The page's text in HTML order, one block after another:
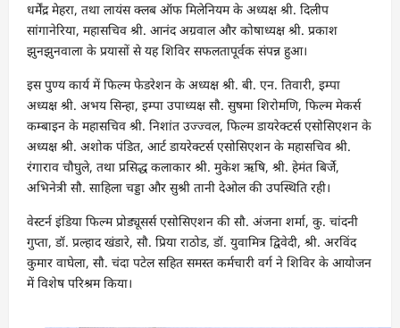
धर्मेंद्र मेहरा, तथा लायंस क्लब ऑफ मिलेनियम के अध्यक्ष श्री. दिलीप
सांगानेरिया, महासचिव श्री. आनंद अग्रवाल और कोषाध्यक्ष श्री. प्रकाश
झुनझुनवाला के प्रयासों से यह शिविर सफलतापूर्वक संपन्न हुआ।
इस पुण्य कार्य में फिल्म फेडरेशन के अध्यक्ष श्री. बी. एन. तिवारी, इम्पा
अध्यक्ष श्री. अभय सिन्हा, इम्पा उपाध्यक्ष सौ. सुषमा शिरोमणि, फिल्म मेकर्स
कम्बाइन के महासचिव श्री. निशांत उज्ज्वल, फिल्म डायरेक्टर्स एसोसिएशन के
अध्यक्ष श्री. अशोक पंडित, आर्ट डायरेक्टर्स एसोसिएशन के महासचिव श्री.
रंगाराव चौघुले, तथा प्रसिद्ध कलाकार श्री. मुकेश ऋषि, श्री. हेमंत बिर्जे,
अभिनेत्री सौ. साहिला चड्डा और सुश्री तानी देओल की उपस्थिति रही।
वेस्टर्न इंडिया फिल्म प्रोड्यूसर्स एसोसिएशन की सौ. अंजना शर्मा, कु. चांदनी
गुप्ता, डॉ. प्रल्हाद खंडारे, सौ. प्रिया राठोड, डॉ. युवामित्र द्विवेदी, श्री. अरविंद
कुमार वाघेला, सौ. चंदा पटेल सहित समस्त कर्मचारी वर्ग ने शिविर के आयोजन
में विशेष परिश्रम किया।